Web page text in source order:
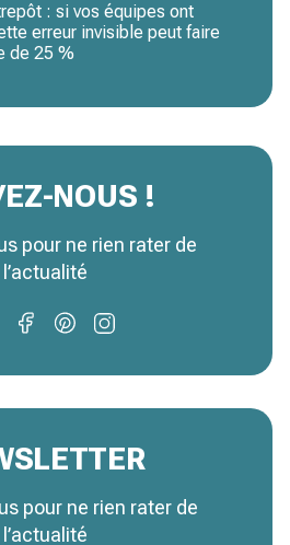
: si vos équipes ont
erreur invisible peut faire
de 25 %
NOUS !
pour ne rien rater de
l’actualité
pour ne rien rater de
l’actualité